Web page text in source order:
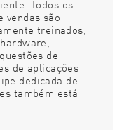
Todos os
vendas são
treinados,
de
de aplicações
dedicada de
também está